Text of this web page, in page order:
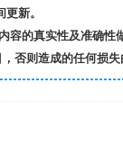
新。
容的真实性及准确性
否则造成的任何损失